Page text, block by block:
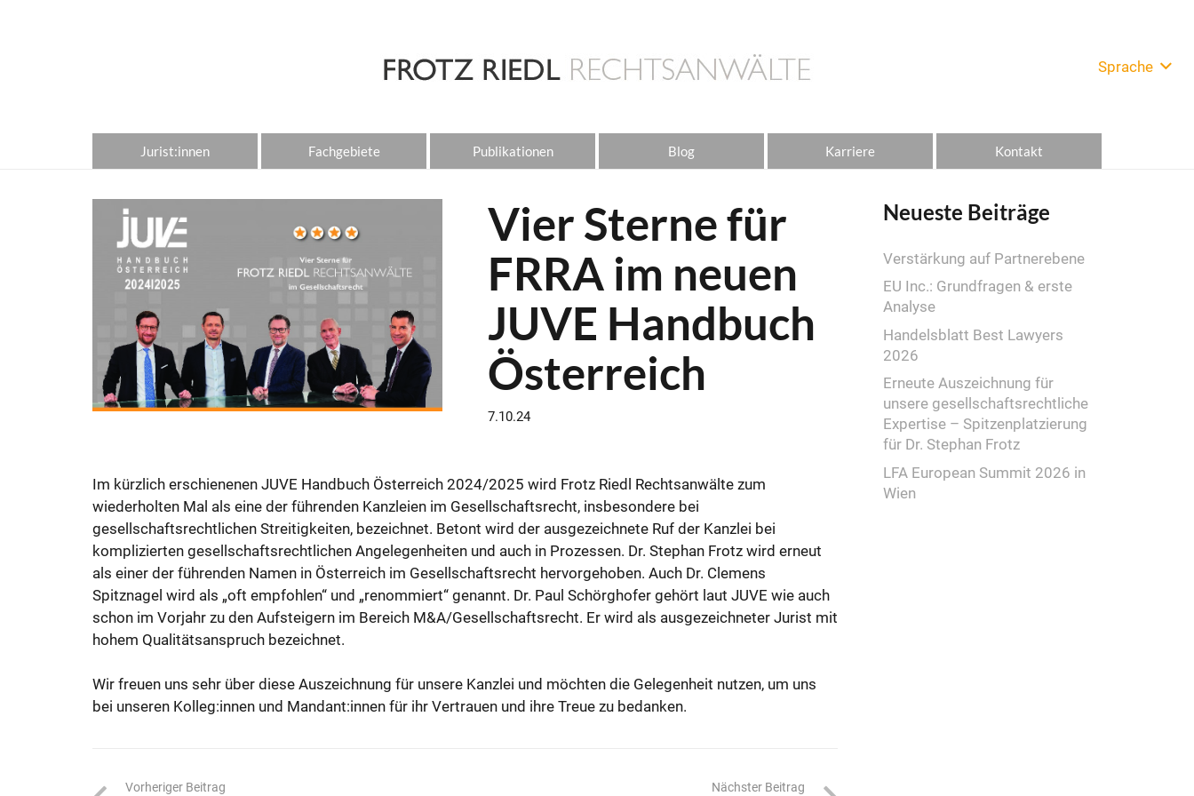
Sprache
Jurist:innen Fachgebiete Publikationen Blog Karriere Kontakt
Vier Sterne für
FRRA im neuen
JUVE Handbuch
Österreich
7.10.24
Im kürzlich erschienenen JUVE Handbuch Österreich 2024/2025 wird Frotz Riedl Rechtsanwälte zum
wiederholten Mal als eine der führenden Kanzleien im Gesellschaftsrecht, insbesondere bei
gesellschaftsrechtlichen Streitigkeiten, bezeichnet. Betont wird der ausgezeichnete Ruf der Kanzlei bei
komplizierten gesellschaftsrechtlichen Angelegenheiten und auch in Prozessen. Dr. Stephan Frotz wird erneut
als einer der führenden Namen in Österreich im Gesellschaftsrecht hervorgehoben. Auch Dr. Clemens
Spitznagel wird als „oft empfohlen“ und „renommiert“ genannt. Dr. Paul Schörghofer gehört laut JUVE wie auch
schon im Vorjahr zu den Aufsteigern im Bereich M&A/Gesellschaftsrecht. Er wird als ausgezeichneter Jurist mit
hohem Qualitätsanspruch bezeichnet.
Wir freuen uns sehr über diese Auszeichnung für unsere Kanzlei und möchten die Gelegenheit nutzen, um uns
bei unseren Kolleg:innen und Mandant:innen für ihr Vertrauen und ihre Treue zu bedanken.
Vorheriger Beitrag Nächster Beitrag
Neueste Beiträge
Verstärkung auf Partnerebene
EU Inc.: Grundfragen & erste
Analyse
Handelsblatt Best Lawyers
2026
Erneute Auszeichnung für
unsere gesellschaftsrechtliche
Expertise – Spitzenplatzierung
für Dr. Stephan Frotz
LFA European Summit 2026 in
Wien